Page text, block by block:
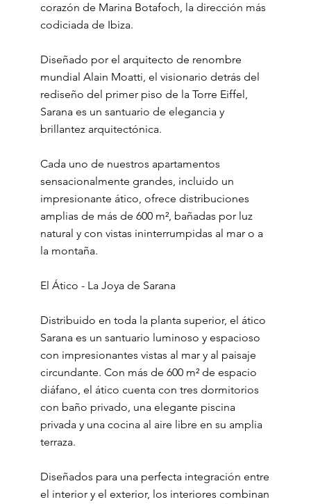
corazón de Marina Botafoch, la dirección más
codiciada de Ibiza.
Diseñado por el arquitecto de renombre
mundial Alain Moatti, el visionario detrás del
rediseño del primer piso de la Torre Eiffel,
Sarana es un santuario de elegancia y
brillantez arquitectónica.
Cada uno de nuestros apartamentos
sensacionalmente grandes, incluido un
impresionante ático, ofrece distribuciones
amplias de más de 600 m², bañadas por luz
natural y con vistas ininterrumpidas al mar o a
la montaña.
El Ático - La Joya de Sarana
Distribuido en toda la planta superior, el ático
Sarana es un santuario luminoso y espacioso
con impresionantes vistas al mar y al paisaje
circundante. Con más de 600 m² de espacio
diáfano, el ático cuenta con tres dormitorios
con baño privado, una elegante piscina
privada y una cocina al aire libre en su amplia
terraza.
Diseñados para una perfecta integración entre
el interior y el exterior, los interiores combinan